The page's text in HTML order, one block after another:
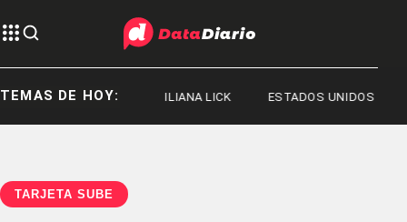
TEMAS DE HOY:
JORGE MESSI ILIANA LICK ESTADOS UNIDOS
TARJETA SUBE